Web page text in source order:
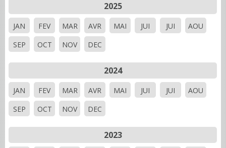
2025
JAN FEV MAR AVR MAI JUI JUI
AOU
SEP
OCT NOV DEC
2024
JAN FEV MAR AVR MAI JUI JUI
AOU
SEP
OCT NOV DEC
2023